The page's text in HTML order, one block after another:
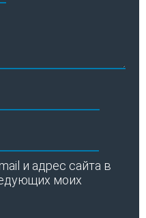
и адрес сайта в
моих